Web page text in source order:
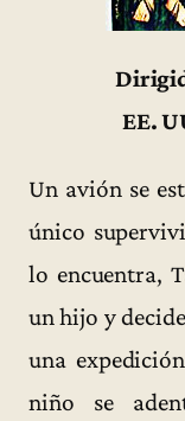
EE.
Un avión se
único
lo encuentra,
un hijo y
una
niño se